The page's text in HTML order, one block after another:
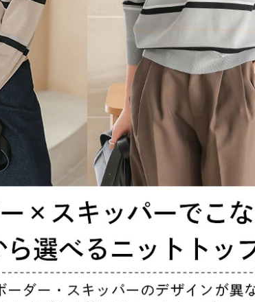
Bタイプブラック
ご注文の前に必ずご確認ください。